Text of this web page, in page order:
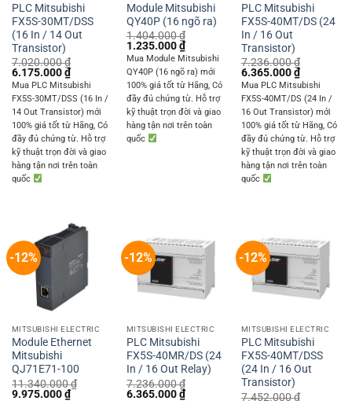
PLC Mitsubishi
FX5S-30MT/DSS
(16 In / 14 Out
Transistor)
7.020.000₫
Original
price
was:
7.020.000 ₫.
6.175.000₫Current
price
is:
6.175.000 ₫.
Mua PLC Mitsubishi
FX5S-30MT/DSS (16 In /
14 Out Transistor) mới
100% giá tốt từ Hãng, Có
đầy đủ chứng từ. Hỗ trợ
kỹ thuật trọn đời và giao
hàng tận nơi trên toàn
quốc
Module Mitsubishi
QY40P (16 ngõ ra)
1.404.000₫
Original
price
was:
1.404.000 ₫.
1.235.000₫Current
price
is:
1.235.000 ₫.
Mua Module Mitsubishi
QY40P (16 ngõ ra) mới
100% giá tốt từ Hãng, Có
đầy đủ chứng từ. Hỗ trợ
kỹ thuật trọn đời và giao
hàng tận nơi trên toàn
quốc
PLC Mitsubishi
FX5S-40MT/DS (24
In / 16 Out
Transistor)
7.236.000₫
Original
price
was:
7.236.000 ₫.
6.365.000₫Current
price
is:
6.365.000
Mua PLC Mitsubishi
FX5S-40MT/DS (24 In /
16 Out Transistor) mới
100% giá tốt từ Hãng, Có
đầy đủ chứng từ. Hỗ trợ
kỹ thuật trọn đời và giao
hàng tận nơi trên toàn
quốc
-12%
MITSUBISHI ELECTRIC
Module Ethernet
Mitsubishi
QJ71E71-100
11.340.000₫
Original
9.975.000₫Current
-12%
MITSUBISHI ELECTRIC
PLC Mitsubishi
FX5S-40MR/DS (24
In / 16 Out Relay)
7.236.000₫
Original
6.365.000₫Current
-12%
MITSUBISHI ELECTRIC
PLC Mitsubishi
FX5S-40MT/DSS
(24 In / 16 Out
Transistor)
7.452.000₫